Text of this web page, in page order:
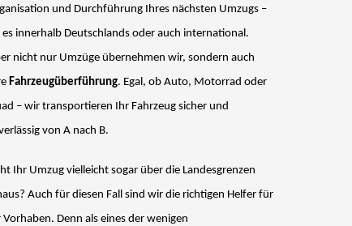
und Durchführung Ihres nächsten Umzugs –
es innerhalb Deutschlands oder auch international.
nicht nur Umzüge übernehmen wir, sondern auch
Fahrzeugüberführung. Egal, ob Auto, Motorrad oder
– wir transportieren Ihr Fahrzeug sicher und
von A nach B.
Ihr Umzug vielleicht sogar über die Landesgrenzen
Auch für diesen Fall sind wir die richtigen Helfer für
Vorhaben. Denn als eines der wenigen